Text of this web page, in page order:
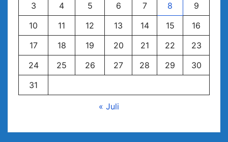
3
4 5 6 7 8
9
10
11 12 13 14 15
16
17
18 19 20 21 22
23
24
25 26 27 28 29
30
31
« Juli